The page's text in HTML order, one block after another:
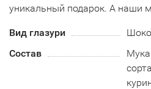
уникальный подарок. А наши
Вид глазури
Состав